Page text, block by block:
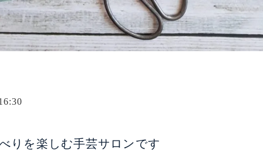
りを楽しむ手芸サロンです